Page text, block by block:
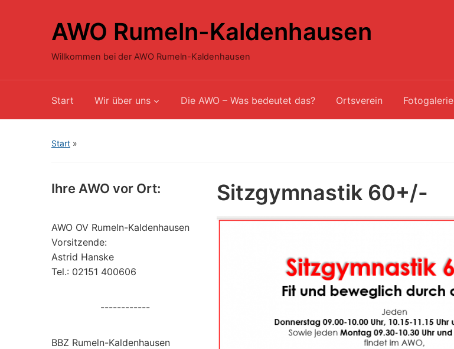
AWO Rumeln-Kaldenhausen
Willkommen bei der AWO Rumeln-Kaldenhausen
Start Wir über uns Die AWO – Was bedeutet das? Ortsverein Fotogalerie
Start »
Ihre AWO vor Ort:
AWO OV Rumeln-Kaldenhausen
Vorsitzende:
Astrid Hanske
Tel.: 02151 400606
------------
BBZ Rumeln-Kaldenhausen
Sitzgymnastik 60+/-